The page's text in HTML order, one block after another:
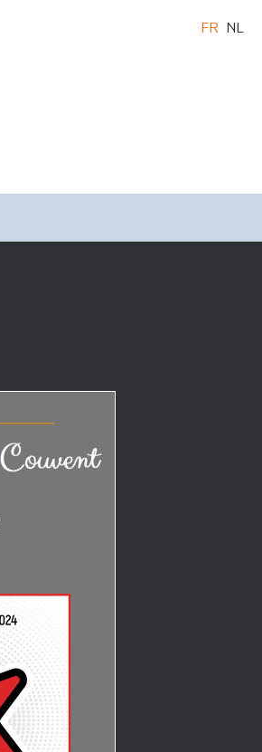
FR NL